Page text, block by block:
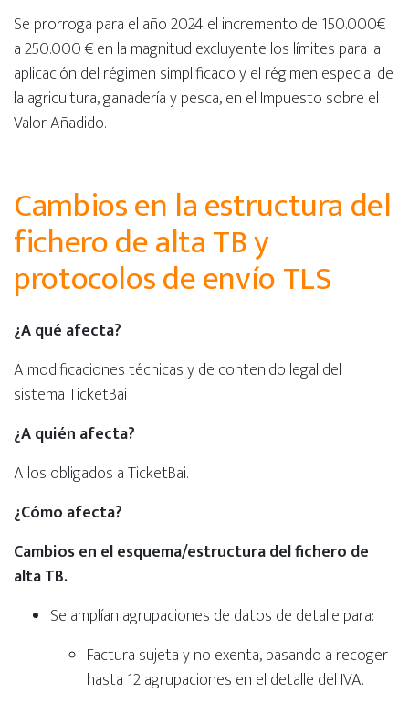
Se prorroga para el año 2024 el incremento de 150.000€
a 250.000 € en la magnitud excluyente los límites para la
aplicación del régimen simplificado y el régimen especial de
la agricultura, ganadería y pesca, en el Impuesto sobre el
Valor Añadido.
Cambios en la estructura del
fichero de alta TB y
protocolos de envío TLS
¿A qué afecta?
A modificaciones técnicas y de contenido legal del
sistema TicketBai
¿A quién afecta?
A los obligados a TicketBai.
¿Cómo afecta?
Cambios en el esquema/estructura del fichero de
alta TB.
Se amplían agrupaciones de datos de detalle para:
Factura sujeta y no exenta, pasando a recoger
hasta 12 agrupaciones en el detalle del IVA.